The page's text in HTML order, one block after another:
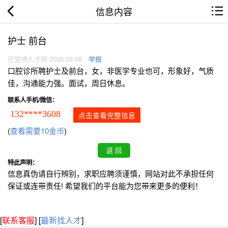
信息内容
护士 前台
巴里坤人才网 2026.08.08 举报
口腔诊所聘护士及前台，女，非医学专业也可，形象好，气质
佳，沟通能力强。面试，周日休息。
联系人手机/微信：
132****3608 点击查看完整信息
(查看需要10金币)
特此声明：
信息真伪请自行辨别，求职应聘须谨慎，网站对此不承担任何
保证或连带责任! 希望我们的平台能为您带来更多的便利！
[联系客服] [最新找人才]